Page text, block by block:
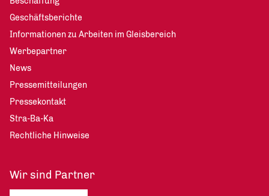
Geschäftsberichte
Informationen zu Arbeiten im Gleisbereich
Werbepartner
News
Pressemitteilungen
Pressekontakt
Stra-Ba-Ka
Rechtliche Hinweise
Wir sind Partner